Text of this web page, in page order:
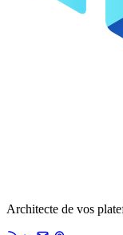
Architecte de vos